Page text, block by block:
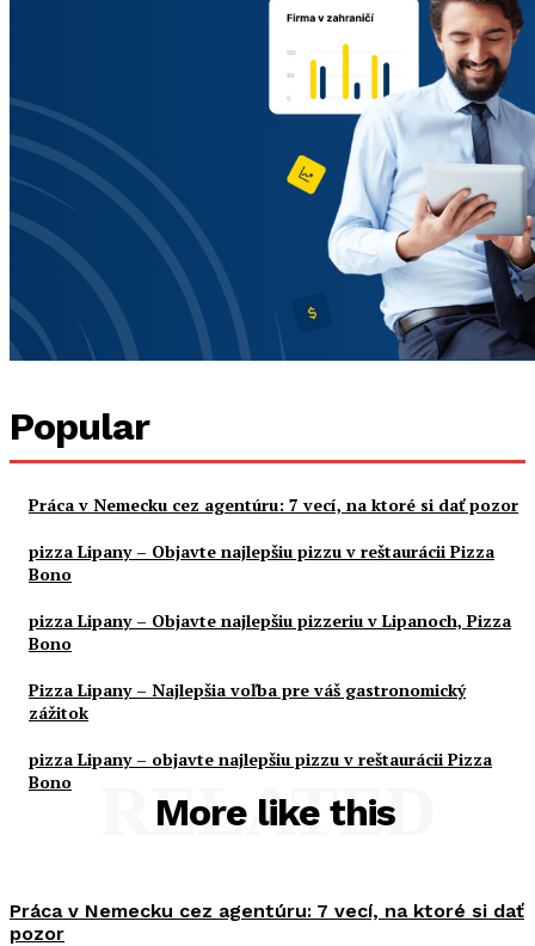
Popular
Práca v Nemecku cez agentúru: 7 vecí, na ktoré si dať pozor
pizza Lipany – Objavte najlepšiu pizzu v reštaurácii Pizza
Bono
pizza Lipany – Objavte najlepšiu pizzeriu v Lipanoch, Pizza
Bono
Pizza Lipany – Najlepšia voľba pre váš gastronomický
zážitok
pizza Lipany – objavte najlepšiu pizzu v reštaurácii Pizza
Bono
More like this
RELATED
Práca v Nemecku cez agentúru: 7 vecí, na ktoré si dať
pozor